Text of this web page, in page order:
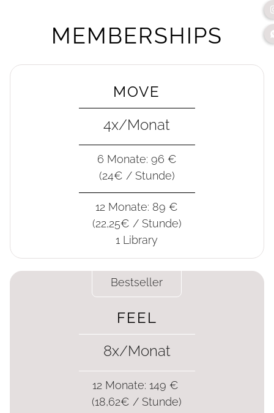
MEMBERSHIPS
MOVE
4x/Monat
6 Monate: 96 €
(24€ / Stunde)
12 Monate: 89 €
(22,25€ / Stunde)
1 Library
FEEL
8x/Monat
12 Monate: 149 €
(18,62€ / Stunde)
Bestseller